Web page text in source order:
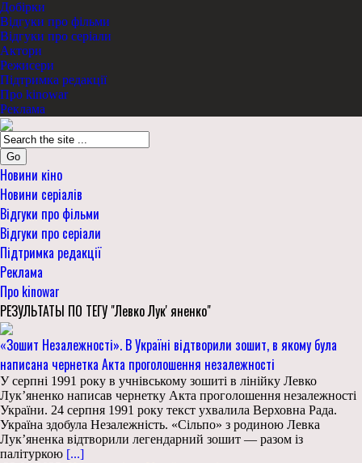
Добірки
Відгуки про фільми
Відгуки про серіали
Актори
Режисери
Підтримка редакції
Про kinowar
Реклама
Go
Новини кіно
Новини серіалів
Відгуки про фільми
Відгуки про серіали
Підтримка редакції
Реклама
Про kinowar
РЕЗУЛЬТАТЫ ПО ТЕГУ "Левко Лукʼяненко"
«Зошит Незалежності». В Україні відтворили зошит, в якому була
написана чернетка Акта проголошення незалежності
У серпні 1991 року в учнівському зошиті в лінійку Левко
Лукʼяненко написав чернетку Акта проголошення незалежності
України. 24 серпня 1991 року текст ухвалила Верховна Рада.
Україна здобула Незалежність. «Сільпо» з родиною Левка
Лук’яненка відтворили легендарний зошит — разом із
палітуркою [...]